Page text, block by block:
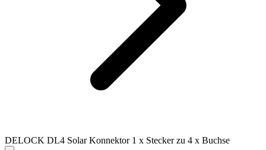
DELOCK DL4 Solar Konnektor 1 x Stecker zu 4 x Buchse